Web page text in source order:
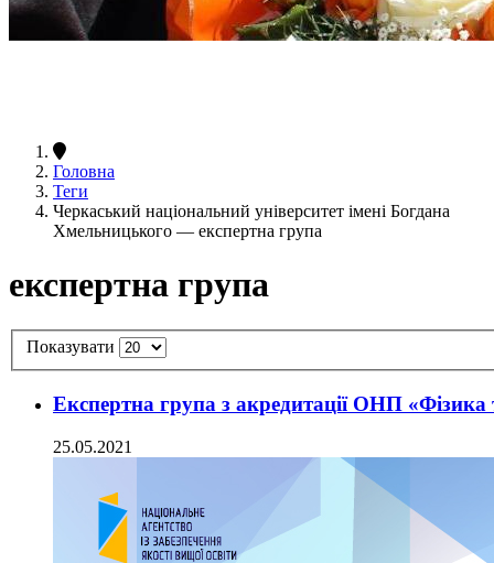
Головна
Теги
Черкаський національний університет імені Богдана
Хмельницького — експертна група
експертна група
Показувати
Експертна група з акредитації ОНП «Фізика
25.05.2021